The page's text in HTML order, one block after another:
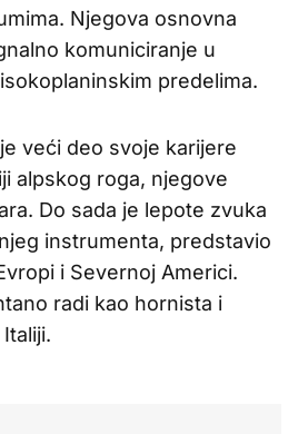
Njegova osnovna
komuniciranje u
predelima.
veći deo svoje karijere
alpskog roga, njegove
Do sada je lepote zvuka
instrumenta, predstavio
i Severnoj Americi.
radi kao hornista i